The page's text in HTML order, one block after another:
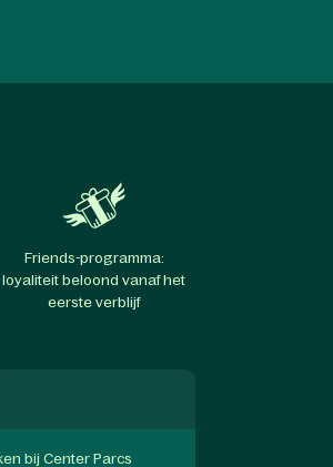
Friends-programma:
loyaliteit beloond vanaf het
eerste verblijf
bij Center Parcs